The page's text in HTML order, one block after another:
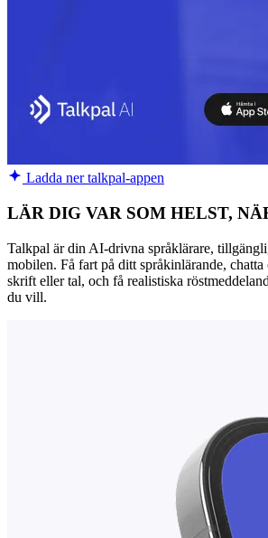
Ladda ner talkpal-appen
LÄR DIG VAR SOM HELST,
Talkpal är din AI-drivna språklärare,
mobilen. Få fart på ditt språkinlärande, chatta
skrift eller tal, och få realistiska
du vill.